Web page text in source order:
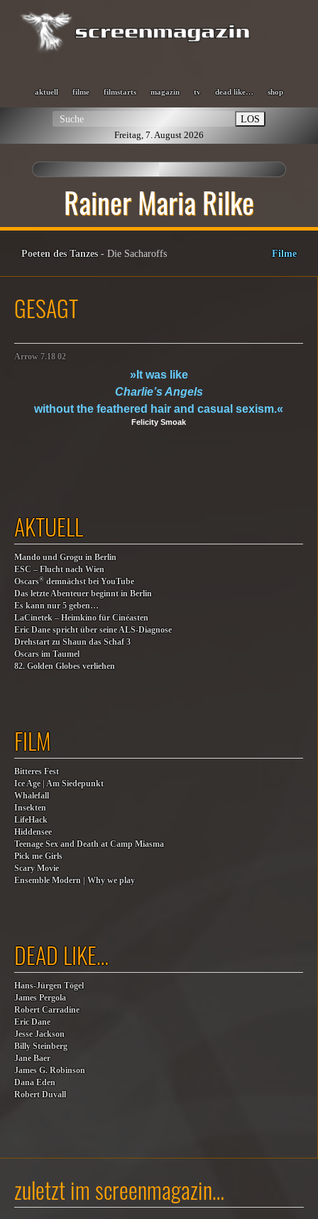
aktuell filme filmstarts magazin tv dead like… shop
LOS
Freitag, 7. August 2026
Rainer Maria Rilke
Poeten des Tanzes- Die Sacharoffs Filme
GESAGT
Arrow 7.18 02
»It was like
Charlie’s Angels
without the feathered hair and casual sexism.«
Felicity Smoak
AKTUELL
Mando und Grogu in Berlin
ESC – Flucht nach Wien
Oscars® demnächst bei YouTube
Das letzte Abenteuer beginnt in Berlin
Es kann nur 5 geben…
LaCinetek – Heimkino für Cinéasten
Eric Dane spricht über seine ALS-Diagnose
Drehstart zu Shaun das Schaf 3
Oscars im Taumel
82. Golden Globes verliehen
FILM
Bitteres Fest
Ice Age | Am Siedepunkt
Whalefall
Insekten
LifeHack
Hiddensee
Teenage Sex and Death at Camp Miasma
Pick me Girls
Scary Movie
Ensemble Modern | Why we play
DEAD LIKE…
Hans-Jürgen Tögel
James Pergola
Robert Carradine
Eric Dane
Jesse Jackson
Billy Steinberg
Jane Baer
James G. Robinson
Dana Eden
Robert Duvall
zuletzt im screenmagazin…